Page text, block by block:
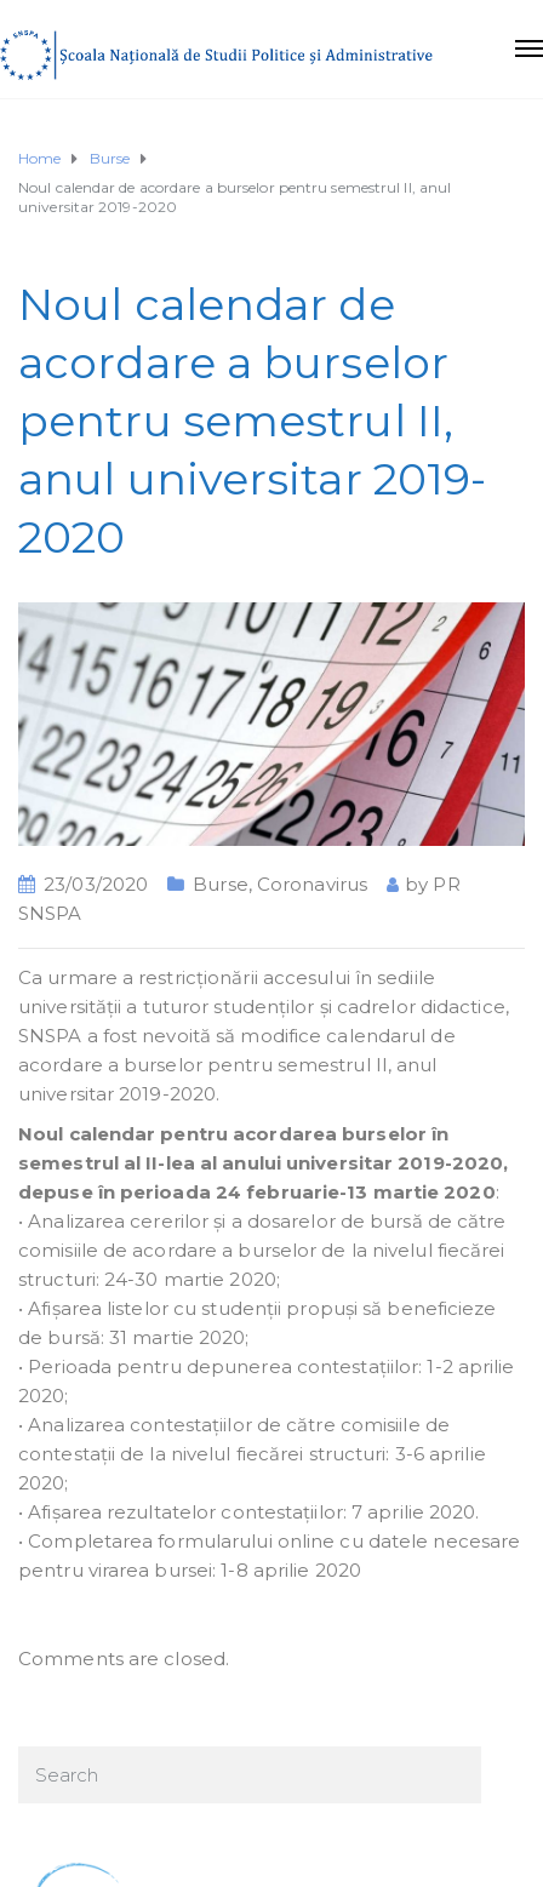
Home
Burse
Noul calendar de acordare a burselor pentru semestrul II, anul
universitar 2019-2020
Noul calendar de
acordare a burselor
pentru semestrul II,
anul universitar 2019-
2020
23/03/2020 Burse, Coronavirus by PR
SNSPA
Ca urmare a restricționării accesului în sediile
universității a tuturor studenților și cadrelor didactice,
SNSPA a fost nevoită să modifice calendarul de
acordare a burselor pentru semestrul II, anul
universitar 2019-2020.
Noul calendar pentru acordarea burselor în
semestrul al II-lea al anului universitar 2019-2020,
depuse în perioada 24 februarie-13 martie 2020:
• Analizarea cererilor și a dosarelor de bursă de către
comisiile de acordare a burselor de la nivelul fiecărei
structuri: 24-30 martie 2020;
• Afișarea listelor cu studenții propuși să beneficieze
de bursă: 31 martie 2020;
• Perioada pentru depunerea contestațiilor: 1-2 aprilie
2020;
• Analizarea contestațiilor de către comisiile de
contestații de la nivelul fiecărei structuri: 3-6 aprilie
2020;
• Afișarea rezultatelor contestațiilor: 7 aprilie 2020.
• Completarea formularului online cu datele necesare
pentru virarea bursei: 1-8 aprilie 2020
Comments are closed.